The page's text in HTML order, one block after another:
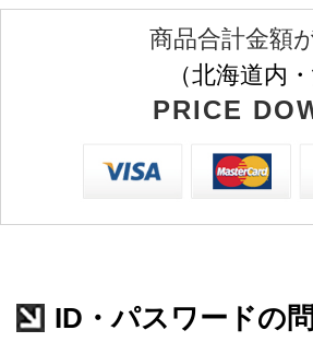
商品合計金額
（北海道内
PRICE
ID・パスワードの